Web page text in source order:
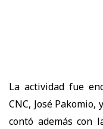
La actividad fue
CNC, José
contó además con